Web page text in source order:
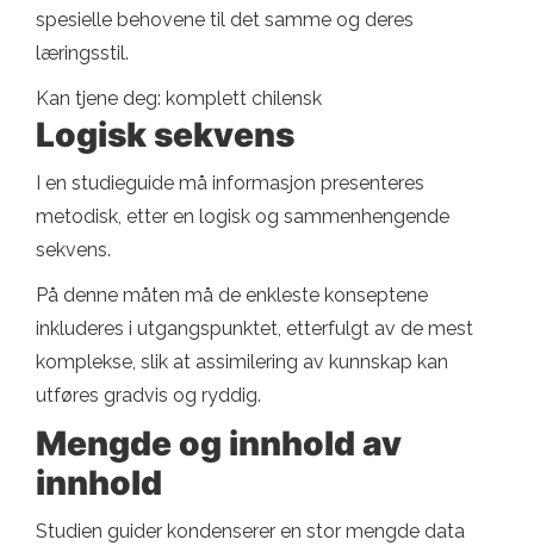
spesielle behovene til det samme og deres
læringsstil.
Kan tjene deg: komplett chilensk
Logisk sekvens
I en studieguide må informasjon presenteres
metodisk, etter en logisk og sammenhengende
sekvens.
På denne måten må de enkleste konseptene
inkluderes i utgangspunktet, etterfulgt av de mest
komplekse, slik at assimilering av kunnskap kan
utføres gradvis og ryddig.
Mengde og innhold av
innhold
Studien guider kondenserer en stor mengde data